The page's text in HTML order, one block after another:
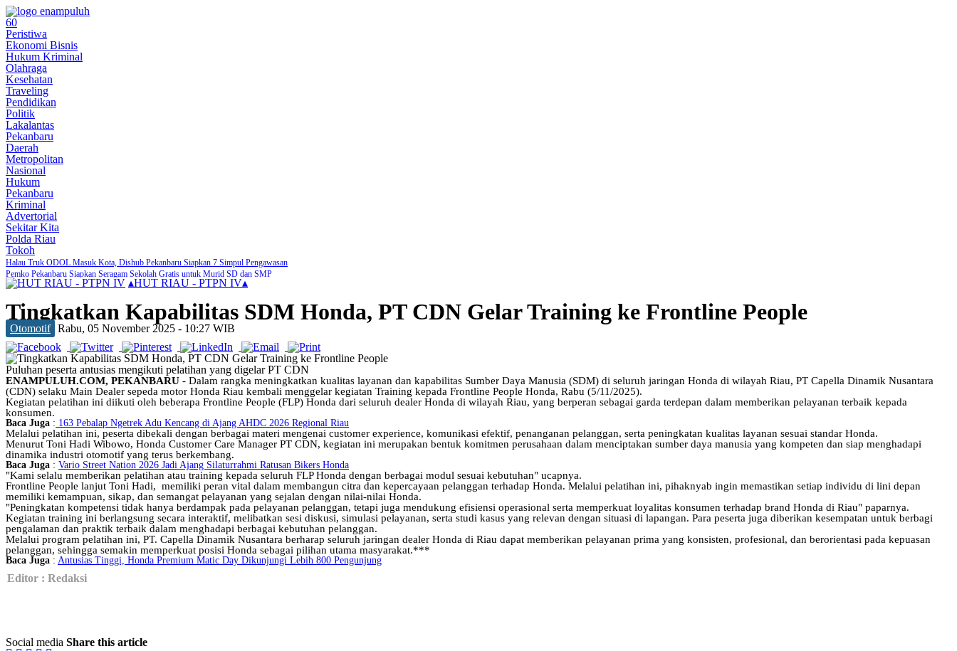
60
Peristiwa
Ekonomi Bisnis
Hukum Kriminal
Olahraga
Kesehatan
Traveling
Pendidikan
Politik
Lakalantas
Pekanbaru
Daerah
Metropolitan
Nasional
Hukum
Pekanbaru
Kriminal
Advertorial
Sekitar Kita
Polda Riau
Tokoh
Halau Truk ODOL Masuk Kota, Dishub Pekanbaru Siapkan 7 Simpul Pengawasan
Pemko Pekanbaru Siapkan Seragam Sekolah Gratis untuk Murid SD dan SMP
Tersangka Pencurian Ini Bebas Setelah di Restorative Justice Kejari Pekanbaru
DPKP Pekanbaru Tangani 116 Kejadian Kebakaran dalam 7 Bulan Terakhir
Antisipasi Banjir, Pekanbaru Alokasikan Anggaran Perbaikan Drainase Rp100 Miliar
450 Pedagang Dideadline Kosongkan Jalan Teratai Akhir Bulan Ini
Aksi Pencurian Kabel PJU Marak, Dishub Pekanbaru Gelar Patroli Rutin
PWI Pekanbaru dan KPU Teken MoU, Perkuat Tugas dan Fungsi Kelembagaan
Motor Wanita di Pekanbaru Dibawa Kabur Pelaku Begal Bersenjata Tajam
▴HUT RIAU - PTPN IV▴
Tingkatkan Kapabilitas SDM Honda, PT CDN Gelar Training ke Frontline People
Otomotif Rabu, 05 November 2025 - 10:27 WIB
Puluhan peserta antusias mengikuti pelatihan yang digelar PT CDN
ENAMPULUH.COM, PEKANBARU - Dalam rangka meningkatkan kualitas layanan dan kapabilitas Sumber Daya Manusia (SDM) di seluruh jaringan Honda di wilayah Riau, PT Capella Dinamik Nusantara
(CDN) selaku Main Dealer sepeda motor Honda Riau kembali menggelar kegiatan Training kepada Frontline People Honda, Rabu (5/11/2025).
Kegiatan pelatihan ini diikuti oleh beberapa Frontline People (FLP) Honda dari seluruh dealer Honda di wilayah Riau, yang berperan sebagai garda terdepan dalam memberikan pelayanan terbaik kepada
konsumen.
Baca Juga : 163 Pebalap Ngetrek Adu Kencang di Ajang AHDC 2026 Regional Riau
Melalui pelatihan ini, peserta dibekali dengan berbagai materi mengenai customer experience, komunikasi efektif, penanganan pelanggan, serta peningkatan kualitas layanan sesuai standar Honda.
Menurut Toni Hadi Wibowo, Honda Customer Care Manager PT CDN, kegiatan ini merupakan bentuk komitmen perusahaan dalam menciptakan sumber daya manusia yang kompeten dan siap menghadapi
dinamika industri otomotif yang terus berkembang.
Baca Juga : Vario Street Nation 2026 Jadi Ajang Silaturrahmi Ratusan Bikers Honda
"Kami selalu memberikan pelatihan atau training kepada seluruh FLP Honda dengan berbagai modul sesuai kebutuhan" ucapnya.
Frontline People lanjut Toni Hadi, memiliki peran vital dalam membangun citra dan kepercayaan pelanggan terhadap Honda. Melalui pelatihan ini, pihaknyab ingin memastikan setiap individu di lini depan
memiliki kemampuan, sikap, dan semangat pelayanan yang sejalan dengan nilai-nilai Honda.
"Peningkatan kompetensi tidak hanya berdampak pada pelayanan pelanggan, tetapi juga mendukung efisiensi operasional serta memperkuat loyalitas konsumen terhadap brand Honda di Riau" paparnya.
Kegiatan training ini berlangsung secara interaktif, melibatkan sesi diskusi, simulasi pelayanan, serta studi kasus yang relevan dengan situasi di lapangan. Para peserta juga diberikan kesempatan untuk berbagi
pengalaman dan praktik terbaik dalam menghadapi berbagai kebutuhan pelanggan.
Melalui program pelatihan ini, PT. Capella Dinamik Nusantara berharap seluruh jaringan dealer Honda di Riau dapat memberikan pelayanan prima yang konsisten, profesional, dan berorientasi pada kepuasan
pelanggan, sehingga semakin memperkuat posisi Honda sebagai pilihan utama masyarakat.***
Baca Juga : Antusias Tinggi, Honda Premium Matic Day Dikunjungi Lebih 800 Pengunjung
Editor : Redaksi
Social media Share this article